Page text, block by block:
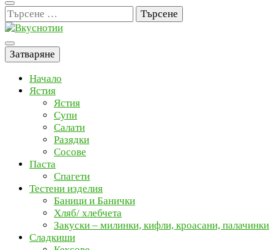
Търсене
за:
Вкуснотии
Рецепти с наслада
Затваряне
Начало
Ястия
Ястия
Супи
Салати
Разядки
Сосове
Паста
Спагети
Тестени изделия
Баници и Банички
Хляб/ хлебчета
Закуски – милинки, кифли, кроасани, палачинки
Сладкиши